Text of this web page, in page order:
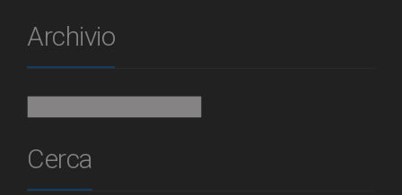
Archivio
Cerca